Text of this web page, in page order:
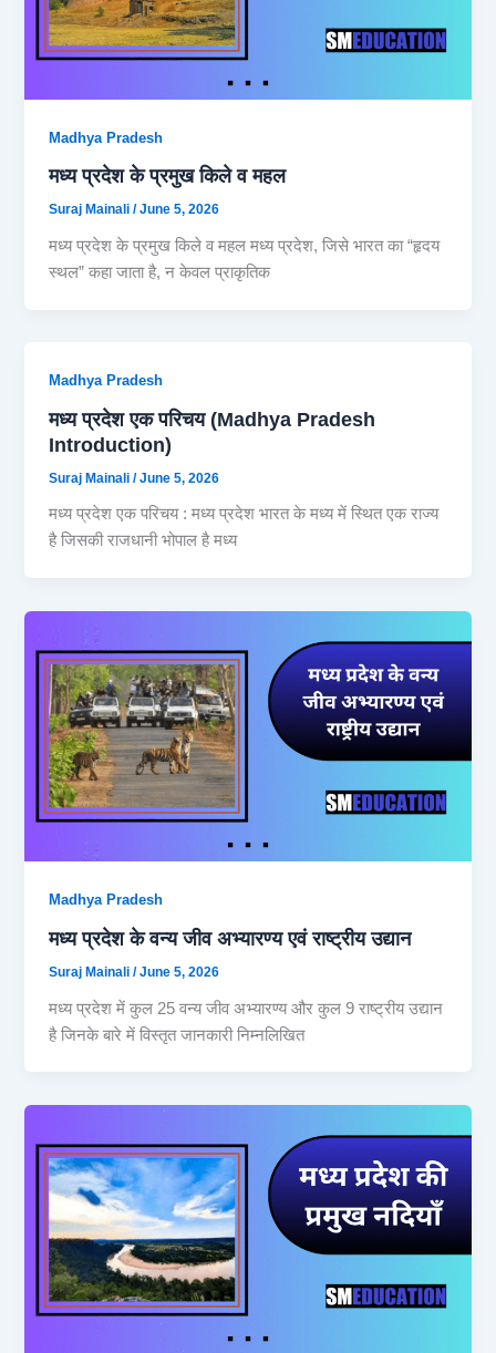
Madhya Pradesh
मध्य प्रदेश के प्रमुख किले व महल
Suraj Mainali/June 5, 2026
मध्य प्रदेश के प्रमुख किले व महल मध्य प्रदेश, जिसे भारत का “हृदय
स्थल” कहा जाता है, न केवल प्राकृतिक
Madhya Pradesh
मध्य प्रदेश एक परिचय (Madhya Pradesh
Introduction)
Suraj Mainali/June 5, 2026
मध्य प्रदेश एक परिचय : मध्य प्रदेश भारत के मध्य में स्थित एक राज्य
है जिसकी राजधानी भोपाल है मध्य
Madhya Pradesh
मध्य प्रदेश के वन्य जीव अभ्यारण्य एवं राष्ट्रीय उद्यान
Suraj Mainali/June 5, 2026
मध्य प्रदेश में कुल 25 वन्य जीव अभ्यारण्य और कुल 9 राष्ट्रीय उद्यान
है जिनके बारे में विस्तृत जानकारी निम्नलिखित